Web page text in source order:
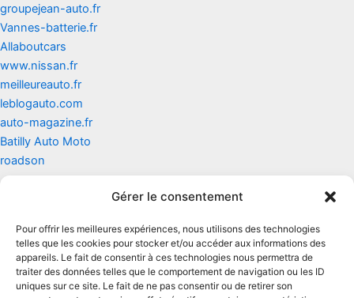
Gérer le consentement
Pour offrir les meilleures expériences, nous utilisons des technologies
telles que les cookies pour stocker et/ou accéder aux informations des
appareils. Le fait de consentir à ces technologies nous permettra de
traiter des données telles que le comportement de navigation ou les ID
uniques sur ce site. Le fait de ne pas consentir ou de retirer son
groupejean-auto.fr
Vannes-batterie.fr
Allaboutcars
www.nissan.fr
meilleureauto.fr
leblogauto.com
auto-magazine.fr
Batilly Auto Moto
roadson
Mentions légales
Conditions générales d'utilisation